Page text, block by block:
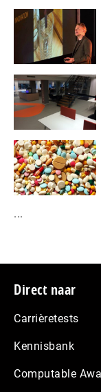
...
Footer
Direct naar
Carrièretests
Kennisbank
Computable